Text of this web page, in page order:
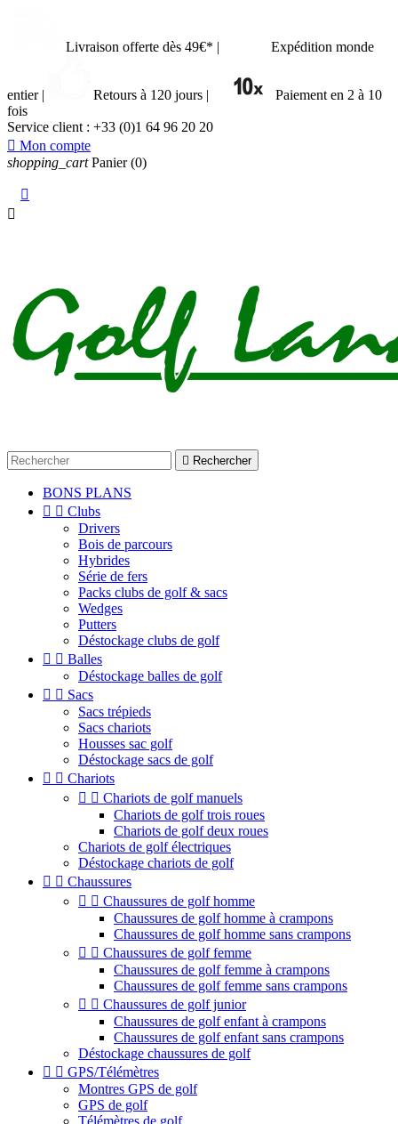
Livraison offerte dès 49€* | Expédition monde
entier | Retours à 120 jours |
Paiement en 2 à 10
fois
Service client : +33 (0)1 64 96 20 20
 Mon compte
shopping_cart Panier (0)


 Rechercher
BONS PLANS
  Clubs
Drivers
Bois de parcours
Hybrides
Série de fers
Packs clubs de golf & sacs
Wedges
Putters
Déstockage clubs de golf
  Balles
Déstockage balles de golf
  Sacs
Sacs trépieds
Sacs chariots
Housses sac golf
Déstockage sacs de golf
  Chariots
  Chariots de golf manuels
Chariots de golf trois roues
Chariots de golf deux roues
Chariots de golf électriques
Déstockage chariots de golf
  Chaussures
  Chaussures de golf homme
Chaussures de golf homme à crampons
Chaussures de golf homme sans crampons
  Chaussures de golf femme
Chaussures de golf femme à crampons
Chaussures de golf femme sans crampons
  Chaussures de golf junior
Chaussures de golf enfant à crampons
Chaussures de golf enfant sans crampons
Déstockage chaussures de golf
  GPS/Télémètres
Montres GPS de golf
GPS de golf
Télémètres de golf